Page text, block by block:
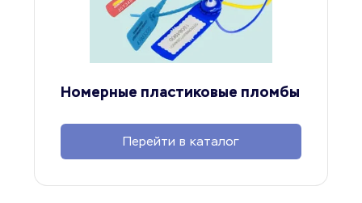
Номерные пластиковые пломбы
Перейти в каталог